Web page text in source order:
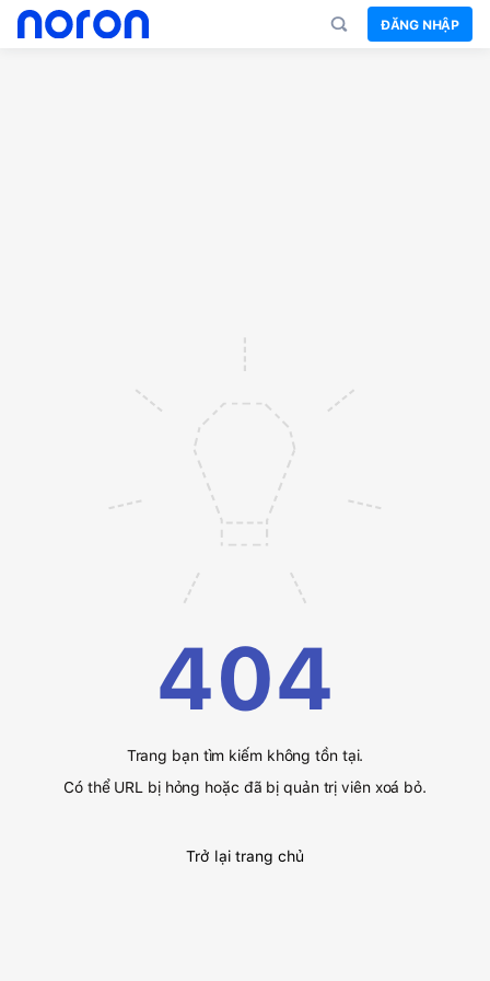
ĐĂNG NHẬP
404
Trang bạn tìm kiếm không tồn tại.
Có thể URL bị hỏng hoặc đã bị quản trị viên xoá bỏ.
Trở lại trang chủ